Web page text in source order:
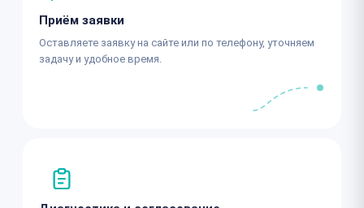
Приём заявки
Оставляете заявку на сайте или по телефону, уточняем
задачу и удобное время.